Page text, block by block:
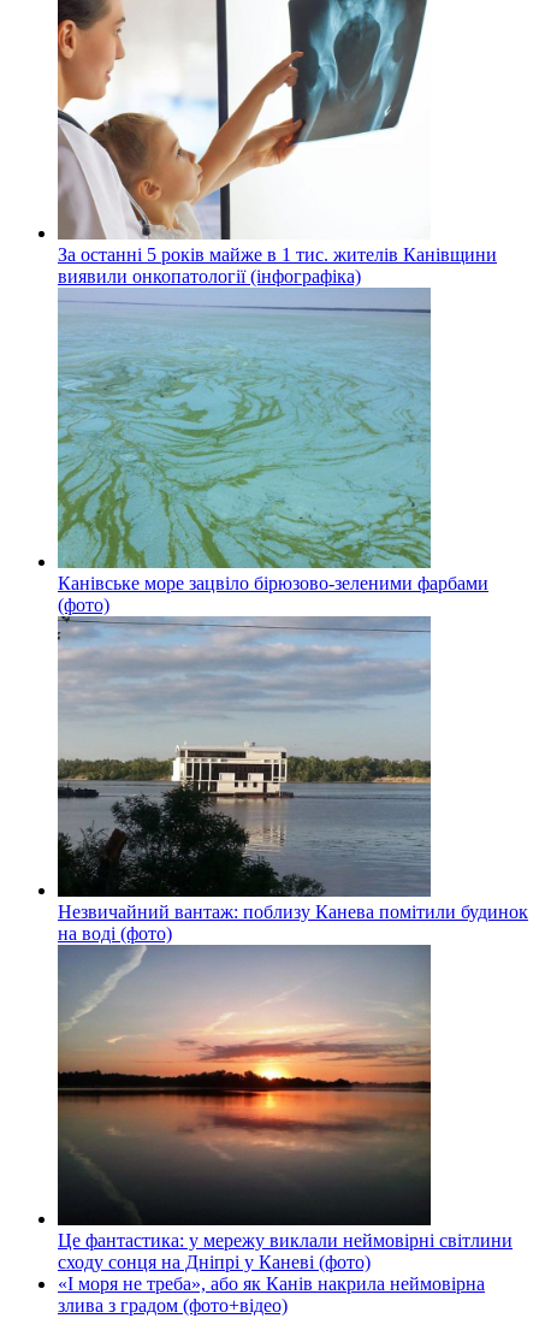
За останні 5 років майже в 1 тис. жителів Канівщини
виявили онкопатології (інфографіка)
Канівське море зацвіло бірюзово-зеленими фарбами
(фото)
Незвичайний вантаж: поблизу Канева помітили будинок
на воді (фото)
Це фантастика: у мережу виклали неймовірні світлини
сходу сонця на Дніпрі у Каневі (фото)
«І моря не треба», або як Канів накрила неймовірна
злива з градом (фото+відео)